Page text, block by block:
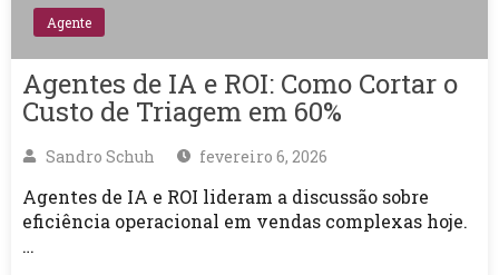
Agente
Agentes de IA e ROI: Como Cortar o
Custo de Triagem em 60%
Sandro Schuh fevereiro 6, 2026
Agentes de IA e ROI lideram a discussão sobre
eficiência operacional em vendas complexas hoje.
…